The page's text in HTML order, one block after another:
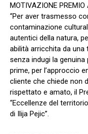
MOTIVAZIONE
“Per aver trasmesso
contaminazione
autentici della natura,
abilità arricchita da
senza indugi la
prime, per l’approccio
cliente che chiede non
rispettato e amato, il
“Eccellenze del
di Ilija Pejic”.